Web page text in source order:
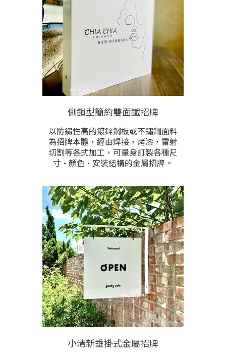
盤，亦可訂製為合乎現場需求的配
置。 若尺寸需求較大時，則適合以軟
式無接縫抗颱型招牌或中空板型傳統
招牌進行訂製。
根據製作尺寸計價，歡迎提供現場安
裝位置照片洽詢與估價。
側鎖型簡約雙面鐵招牌
以防鏽性高的鍍鋅鋼板或不鏽鋼面料
為招牌本體，經由焊接，烤漆，雷射
切割等各式加工，可量身訂製各種尺
寸·顏色·安裝結構的金屬招牌。
呈現圖文，呈現清新簡約的招牌風
格。亦可做立體字雕刻加工來強調重
點內文。或以鏤空雕刻圖文的方式呈
現。請提供製作尺寸.預計樣式.與製作
內容後洽詢。
小清新垂掛式金屬招牌